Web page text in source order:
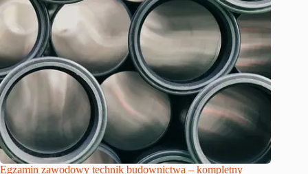
Egzamin zawodowy technik budownictwa – kompletny